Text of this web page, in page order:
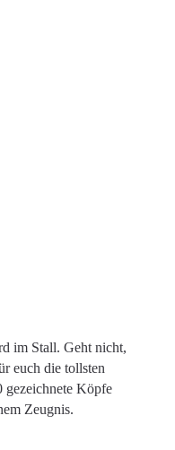
im Stall. Geht nicht,
euch die tollsten
gezeichnete Köpfe
Zeugnis.